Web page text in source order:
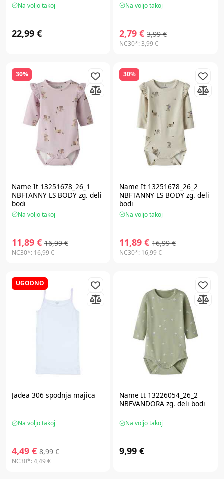
Na voljo takoj
22,99 €
Na voljo takoj
2,79 € 3,99 €
NC30*:3,99 €
30%
Name It 13251678_26_1
NBFTANNY LS BODY zg. deli
bodi
Na voljo takoj
11,89 € 16,99 €
NC30*: 16,99 €
30%
Name It 13251678_26_2
NBFTANNY LS BODY zg. deli
bodi
Na voljo takoj
11,89 € 16,99 €
NC30*: 16,99 €
UGODNO
Jadea 306 spodnja majica
Na voljo takoj
4,49 € 8,99 €
NC30*:4,49 €
Name It 13226054_26_2
NBFVANDORA zg. deli bodi
Na voljo takoj
9,99 €